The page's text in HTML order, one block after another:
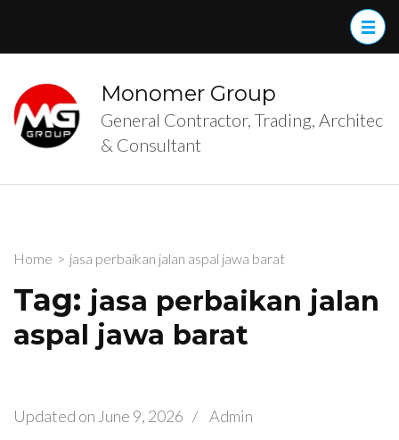
(Press
Enter)
Monomer Group
General Contractor, Trading, Architec
& Consultant
Home > jasa perbaikan jalan aspal jawa barat
Tag: jasa perbaikan jalan
aspal jawa barat
Updated on June 9, 2026 / Admin